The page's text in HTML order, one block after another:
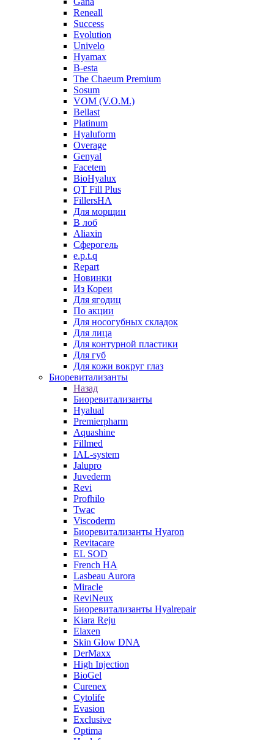
Reneall
Success
Evolution
Univelo
Hyamax
B-esta
The Chaeum Premium
Sosum
VOM (V.O.M.)
Bellast
Platinum
Hyaluform
Overage
Genyal
Facetem
BioHyalux
QT Fill Plus
FillersHA
Для морщин
В лоб
Aliaxin
Сферогель
e.p.t.q
Repart
Новинки
Из Кореи
Для ягодиц
По акции
Для носогубных складок
Для лица
Для контурной пластики
Для губ
Для кожи вокруг глаз
Биоревитализанты
Назад
Биоревитализанты
Hyalual
Premierpharm
Aquashine
Fillmed
IAL-system
Jalupro
Juvederm
Revi
Profhilo
Twac
Viscoderm
Биоревитализанты Hyaron
Revitacare
EL SOD
French HA
Lasbeau Aurora
Miracle
ReviNeux
Биоревитализанты Hyalrepair
Kiara Reju
Elaxen
Skin Glow DNA
DerMaxx
High Injection
BioGel
Curenex
Cytolife
Evasion
Exclusive
Optima